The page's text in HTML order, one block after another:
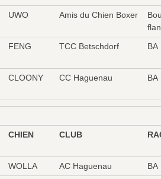
UWO Amis du Chien Boxer
FENG TCC Betschdorf BA
CLOONY CC Haguenau BA
CHIEN CLUB
WOLLA AC Haguenau
BA